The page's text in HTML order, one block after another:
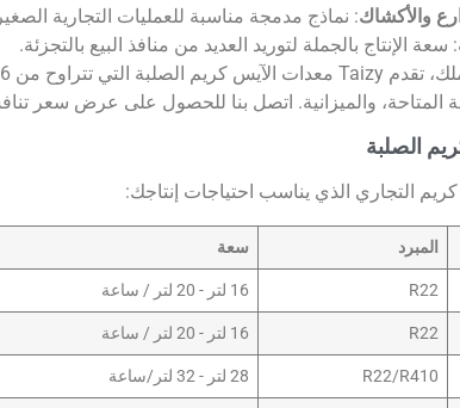
والأكشاك: نماذج مدمجة مناسبة للعمليات التجارية
: سعة الإنتاج بالجملة لتوريد العديد من منافذ البيع بالتجزئة.
المتاحة، والميزانية. اتصل بنا للحصول على عرض سعر
الصلبة
التجاري الذي يناسب احتياجات إنتاجك:
المبرد سعة
R22 16 لتر - 20 لتر / ساعة
R22 16 لتر - 20 لتر / ساعة
R22/R410 28 لتر - 32 لتر/ساعة